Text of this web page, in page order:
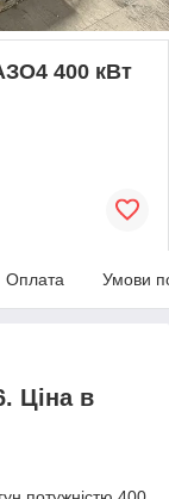
400 кВт
Оплата Умови
Ціна в